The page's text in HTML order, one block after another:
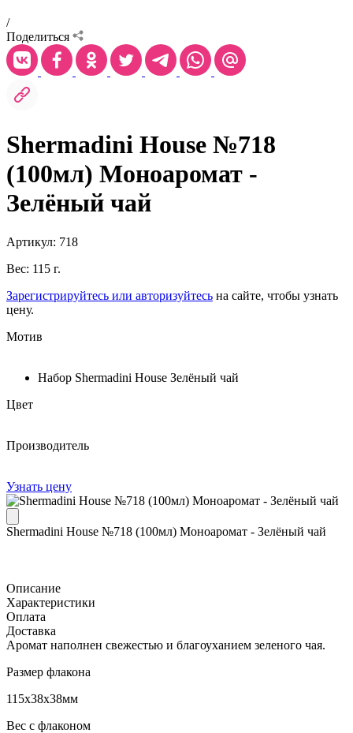
/
Поделиться
Shermadini House №718
(100мл) Моноаромат -
Зелёный чай
Артикул: 718
Вес: 115 г.
Зарегистрируйтесь или авторизуйтесь на сайте, чтобы узнать
цену.
Мотив
Набор Shermadini House Зелёный чай
Цвет
Производитель
Узнать цену
Shermadini House №718 (100мл) Моноаромат - Зелёный чай
Описание
Характеристики
Оплата
Доставка
Аромат наполнен свежестью и благоуханием зеленого чая.
Размер флакона
115x38x38мм
Вес с флаконом